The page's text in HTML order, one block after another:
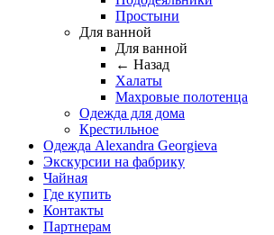
Простыни
Для ванной
Для ванной
← Назад
Халаты
Махровые полотенца
Одежда для дома
Крестильное
Одежда Alexandra Georgieva
Экскурсии на фабрику
Чайная
Где купить
Контакты
Партнерам